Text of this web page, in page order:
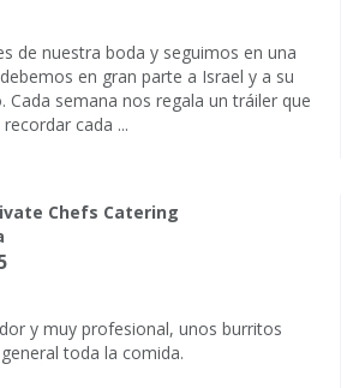
de nuestra boda y seguimos en una
en gran parte a Israel y a su
semana nos regala un tráiler que
cada ...
Chefs Catering
y muy profesional, unos burritos
toda la comida.